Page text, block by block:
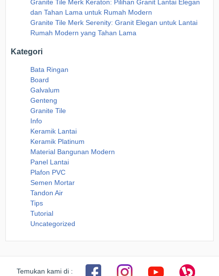
Granite Tile Merk Keraton: Pilihan Granit Lantai Elegan
dan Tahan Lama untuk Rumah Modern
Granite Tile Merk Serenity: Granit Elegan untuk Lantai
Rumah Modern yang Tahan Lama
Kategori
Bata Ringan
Board
Galvalum
Genteng
Granite Tile
Info
Keramik Lantai
Keramik Platinum
Material Bangunan Modern
Panel Lantai
Plafon PVC
Semen Mortar
Tandon Air
Tips
Tutorial
Uncategorized
Temukan kami di :